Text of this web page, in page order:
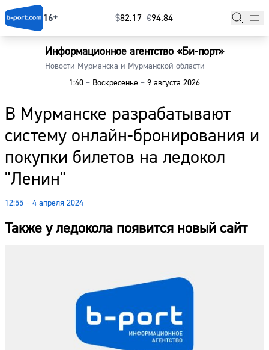
16+ $⁠82.17 €⁠94.84
Информационное агентство «Би-порт»
Новости Мурманска и Мурманской области
1:40 – Воскресенье – 9 августа 2026
В Мурманске разрабатывают
систему онлайн-бронирования и
покупки билетов на ледокол
"Ленин"
12:55 – 4 апреля 2024
Также у ледокола появится новый сайт
Главная
Наши гости
Фоторепортажи
Погода
Курсы валют